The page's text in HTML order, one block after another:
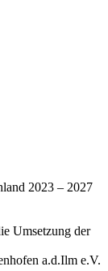
2023 – 2027
Umsetzung der
a.d.Ilm e.V.